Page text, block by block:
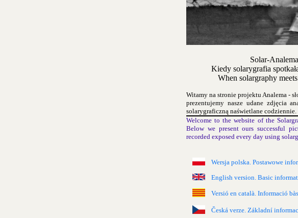
Solar-
Kiedy solarygrafia
When solargraphy
Witamy na stronie projektu Analema -
prezentujemy nasze udane zdjęcia
solarygraficzną naświetlane codziennie.
Welcome to the website of the
Below we present ours successful
recorded exposed every day using
Wersja polska. Postawowe
English version. Basic
Versió en català. Informació
Česká verze. Základní